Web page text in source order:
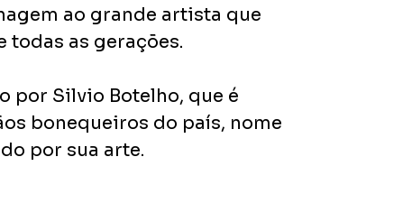
ao grande artista que
as gerações.
por Silvio Botelho, que é
bonequeiros do país, nome
por sua arte.